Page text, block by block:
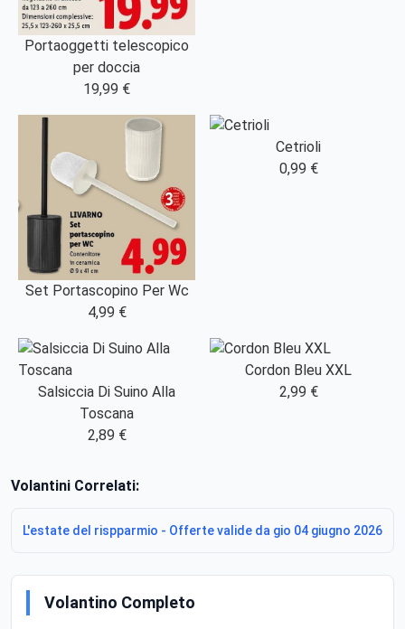
Portaoggetti telescopico
per doccia
19,99 €
Set Portascopino Per Wc
4,99 €
Cetrioli
0,99 €
Salsiccia Di Suino Alla
Toscana
2,89 €
Cordon Bleu XXL
2,99 €
Volantini Correlati:
L'estate del rispparmio - Offerte valide da gio 04 giugno 2026
Volantino Completo